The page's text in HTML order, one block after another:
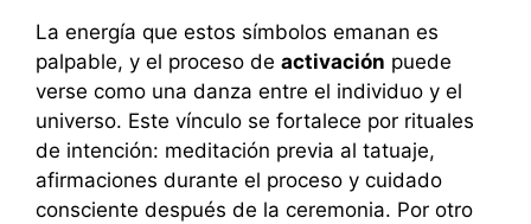
La energía que estos símbolos emanan es
palpable, y el proceso de activación puede
verse como una danza entre el individuo y el
universo. Este vínculo se fortalece por rituales
de intención: meditación previa al tatuaje,
afirmaciones durante el proceso y cuidado
consciente después de la ceremonia. Por otro